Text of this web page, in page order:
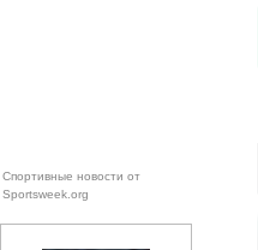
Спортивные новости от
Sportsweek.org